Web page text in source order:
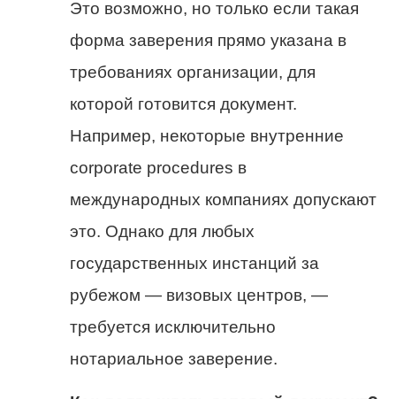
Это возможно, но только если такая
форма заверения прямо указана в
требованиях организации, для
которой готовится документ.
Например, некоторые внутренние
corporate procedures в
международных компаниях допускают
это. Однако для любых
государственных инстанций за
рубежом — визовых центров, —
требуется исключительно
нотариальное заверение.